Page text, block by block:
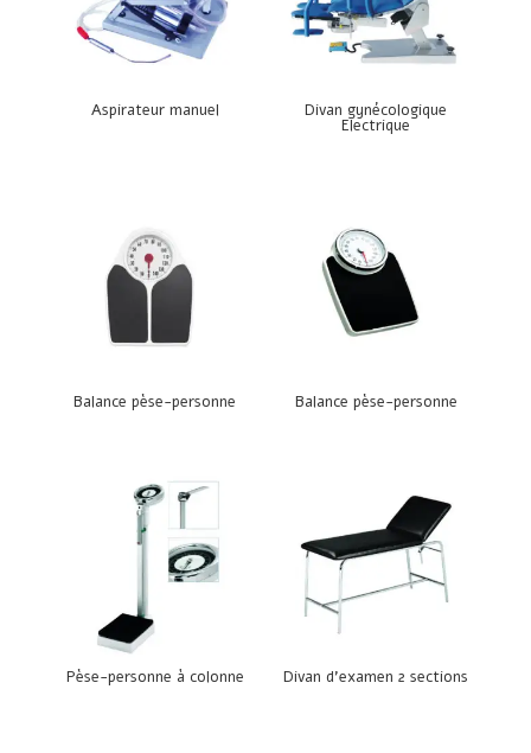
Aspirateur manuel Divan gynécologique
Electrique
Balance pèse-personne Balance pèse-personne
Pèse-personne à colonne Divan d’examen 2 sections